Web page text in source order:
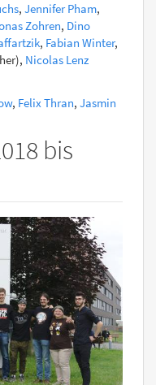
, Jennifer Pham,
Zohren, Dino
, Fabian Winter,
Nicolas Lenz
, Felix Thran, Jasmin
bis